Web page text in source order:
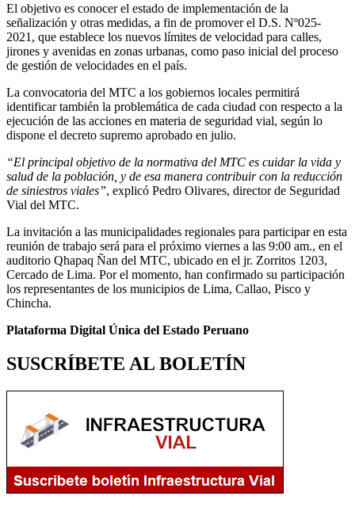
El objetivo es conocer el estado de implementación de la
señalización y otras medidas, a fin de promover el D.S. Nº025-
2021, que establece los nuevos límites de velocidad para calles,
jirones y avenidas en zonas urbanas, como paso inicial del proceso
de gestión de velocidades en el país.
La convocatoria del MTC a los gobiernos locales permitirá
identificar también la problemática de cada ciudad con respecto a la
ejecución de las acciones en materia de seguridad vial, según lo
dispone el decreto supremo aprobado en julio.
“El principal objetivo de la normativa del MTC es cuidar la vida y
salud de la población, y de esa manera contribuir con la reducción
de siniestros viales”, explicó Pedro Olivares, director de Seguridad
Vial del MTC.
La invitación a las municipalidades regionales para participar en esta
reunión de trabajo será para el próximo viernes a las 9:00 am., en el
auditorio Qhapaq Ñan del MTC, ubicado en el jr. Zorritos 1203,
Cercado de Lima. Por el momento, han confirmado su participación
los representantes de los municipios de Lima, Callao, Pisco y
Chincha.
Plataforma Digital Única del Estado Peruano
SUSCRÍBETE AL BOLETÍN